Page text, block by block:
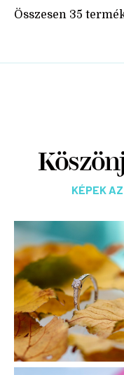
Összesen 35
KÉPEK